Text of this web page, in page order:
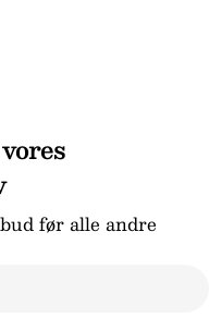
før alle andre